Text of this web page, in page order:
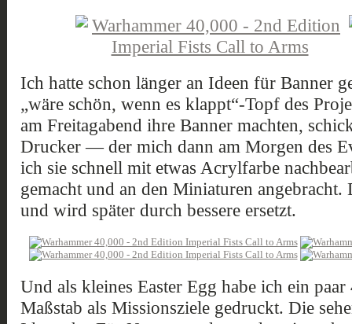
Ich hatte schon länger an Ideen für Banner
„wäre schön, wenn es klappt“-Topf des
am Freitagabend ihre Banner machten,
Drucker — der mich dann am Morgen des
ich sie schnell mit etwas Acrylfarbe
gemacht und an den Miniaturen angebracht.
und wird später durch bessere ersetzt.
Und als kleines Easter Egg habe ich ein
Maßstab als Missionsziele gedruckt. Die